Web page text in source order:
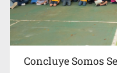
Concluye Somos